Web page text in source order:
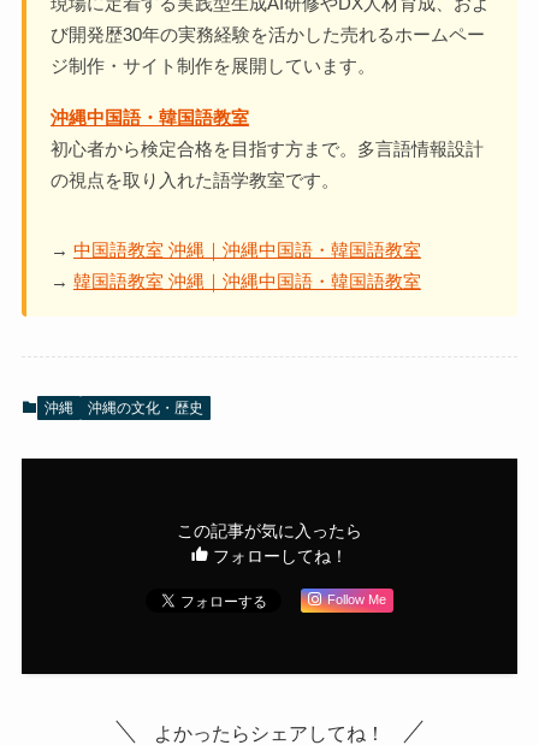
び開発歴30年の実務経験を活かした売れるホームペー
ジ制作・サイト制作を展開しています。
沖縄中国語・韓国語教室
初心者から検定合格を目指す方まで。多言語情報設計
の視点を取り入れた語学教室です。
→ 中国語教室 沖縄｜沖縄中国語・韓国語教室
→ 韓国語教室 沖縄｜沖縄中国語・韓国語教室
沖縄 沖縄の文化・歴史
この記事が気に入ったら
フォローしてね！
Follow Me
よかったらシェアしてね！